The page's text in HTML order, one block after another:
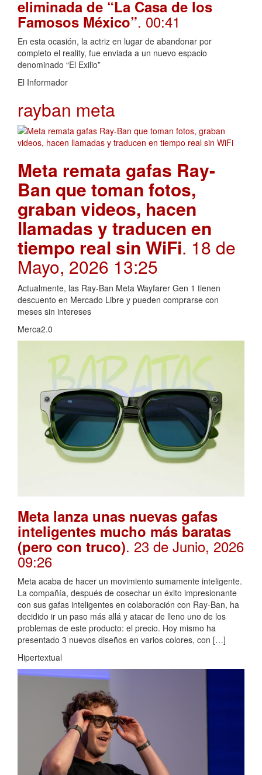
eliminada de “La Casa de los
Famosos México”. 00:41
En esta ocasión, la actriz en lugar de abandonar por
completo el reality, fue enviada a un nuevo espacio
denominado “El Exilio”
El Informador
rayban meta
Meta remata gafas Ray-
Ban que toman fotos,
graban videos, hacen
llamadas y traducen en
tiempo real sin WiFi. 18 de
Mayo, 2026 13:25
Actualmente, las Ray-Ban Meta Wayfarer Gen 1 tienen
descuento en Mercado Libre y pueden comprarse con
meses sin intereses
Merca2.0
Meta lanza unas nuevas gafas
inteligentes mucho más baratas
(pero con truco). 23 de Junio, 2026
09:26
Meta acaba de hacer un movimiento sumamente inteligente.
La compañía, después de cosechar un éxito impresionante
con sus gafas inteligentes en colaboración con Ray-Ban, ha
decidido ir un paso más allá y atacar de lleno uno de los
problemas de este producto: el precio. Hoy mismo ha
presentado 3 nuevos diseños en varios colores, con […]
Hipertextual